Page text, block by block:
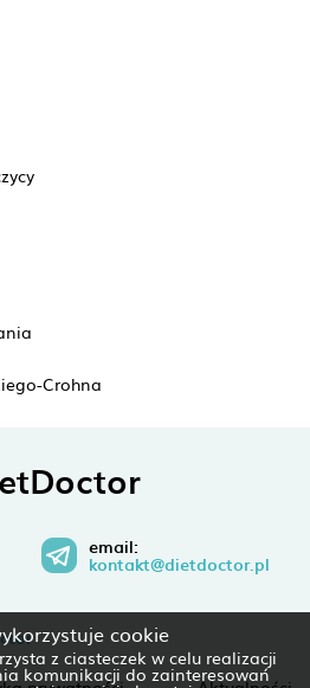
cookie
z ciasteczek w celu realizacji
komunikacji do zainteresowań
Crohna
email:
kontakt@dietdoctor.pl